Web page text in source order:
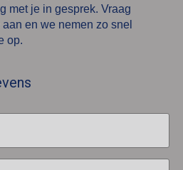
met je in gesprek. Vraag
en we nemen zo snel
op.